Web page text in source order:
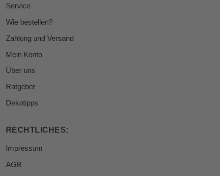
Service
Wie bestellen?
Zahlung und Versand
Mein Konto
Über uns
Ratgeber
Dekotipps
RECHTLICHES:
Impressum
AGB